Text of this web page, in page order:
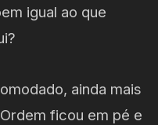
igual ao que
ainda mais
ficou em pé e